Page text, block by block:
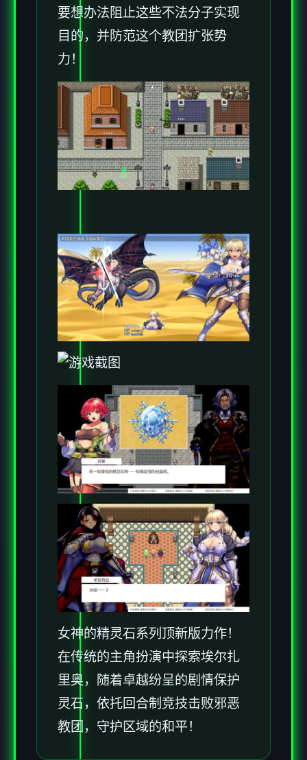
要想办法阻止这些不法分子实现
目的，并防范这个教团扩张势
力！
女神的精灵石系列顶新版力作！
在传统的主角扮演中探索埃尔扎
里奥，随着卓越纷呈的剧情保护
灵石，依托回合制竞技击败邪恶
教团，守护区域的和平！